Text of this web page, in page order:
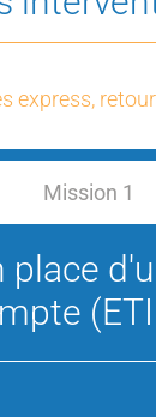
express,
Mission 1
place